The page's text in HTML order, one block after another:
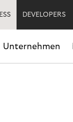
DEVELOPERS
Unternehmen